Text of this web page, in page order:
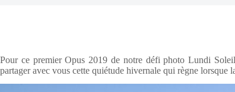
Pour ce premier Opus 2019 de notre défi photo Lundi
partager avec vous cette quiétude hivernale qui règne lorsque